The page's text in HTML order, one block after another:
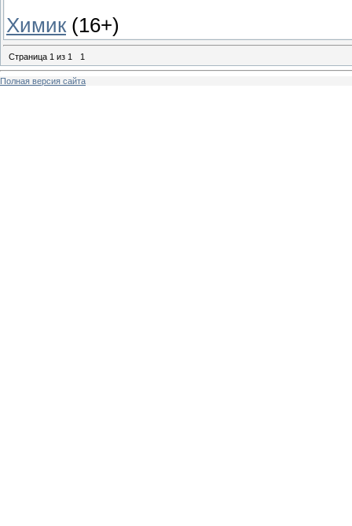
Химик (16+)
Страница 1 из 1 1
Полная версия сайта